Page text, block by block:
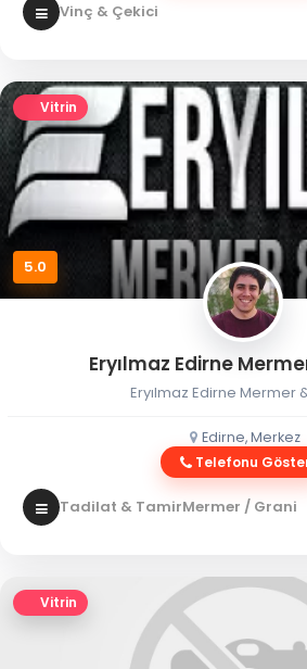
Vinç & Çekici
Vitrin
5.0
Eryılmaz Edirne
Eryılmaz Edirne Mermer
Edirne, Merkez
Telefonu
Tadilat & TamirMermer / Granit
Vitrin